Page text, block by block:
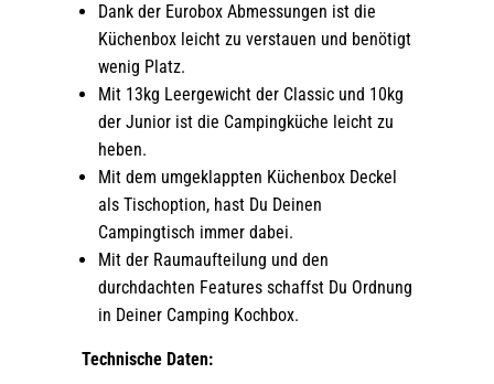
Dank der Eurobox Abmessungen ist die
Küchenbox leicht zu verstauen und benötigt
wenig Platz.
Mit 13kg Leergewicht der Classic und 10kg
der Junior ist die Campingküche leicht zu
heben.
Mit dem umgeklappten Küchenbox Deckel
als Tischoption, hast Du Deinen
Campingtisch immer dabei.
Mit der Raumaufteilung und den
durchdachten Features schaffst Du Ordnung
in Deiner Camping Kochbox.
Technische Daten: